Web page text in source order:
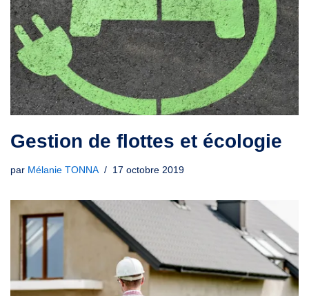
Gestion de flottes et écologie
par Mélanie TONNA 17 octobre 2019